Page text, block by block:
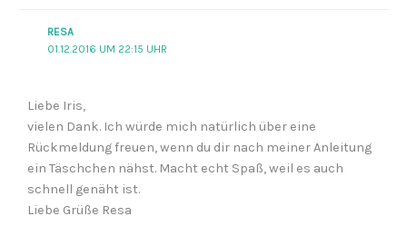
RESA
01.12.2016 UM 22:15 UHR
Liebe Iris,
vielen Dank. Ich würde mich natürlich über eine
Rückmeldung freuen, wenn du dir nach meiner Anleitung
ein Täschchen nähst. Macht echt Spaß, weil es auch
schnell genäht ist.
Liebe Grüße Resa